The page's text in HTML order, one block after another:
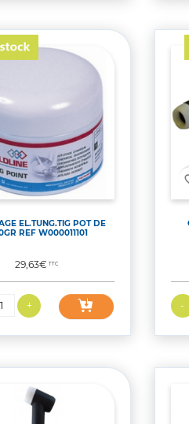
EL.TUNG.TIG POT DE
REF W000011101
Prix
29,63€TTC